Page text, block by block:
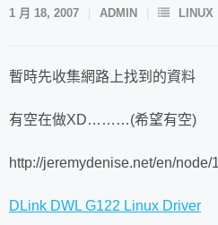
1 月 18, 2007 ADMIN LINUX
暫時先收集網路上找到的資料
有空在做XD………(希望有空)
http://jeremydenise.net/en/node/
DLink DWL G122 Linux Driver